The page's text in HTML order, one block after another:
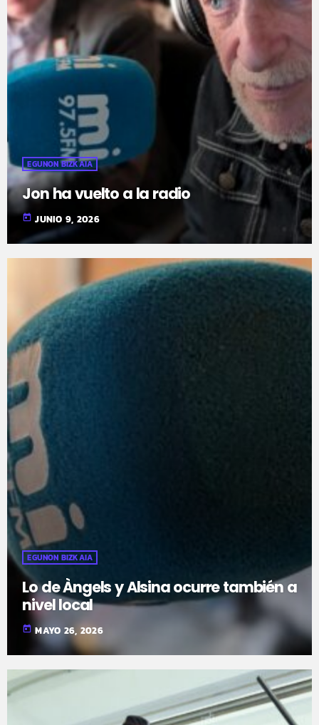
EGUNON BIZKAIA
Jon ha vuelto a la radio
today JUNIO 9, 2026
EGUNON BIZKAIA
Lo de Àngels y Alsina ocurre también a
nivel local
today MAYO 26, 2026